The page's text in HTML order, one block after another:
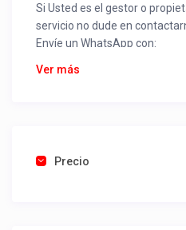
Si Usted es el gestor o
servicio no dude en
Envíe un WhatsApp con:
Nombre alojamiento o
Una foto de cuenta de
Ver más
Precio